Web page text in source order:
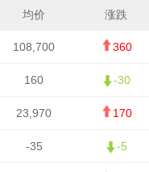
均价 涨跌
108,700 360
160 -30
23,970 170
-35 -5